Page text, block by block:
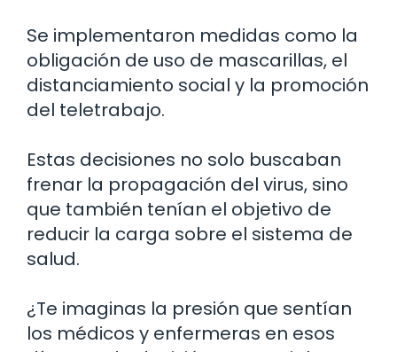
Se implementaron medidas como la
obligación de uso de mascarillas, el
distanciamiento social y la promoción
del teletrabajo.
Estas decisiones no solo buscaban
frenar la propagación del virus, sino
que también tenían el objetivo de
reducir la carga sobre el sistema de
salud.
¿Te imaginas la presión que sentían
los médicos y enfermeras en esos